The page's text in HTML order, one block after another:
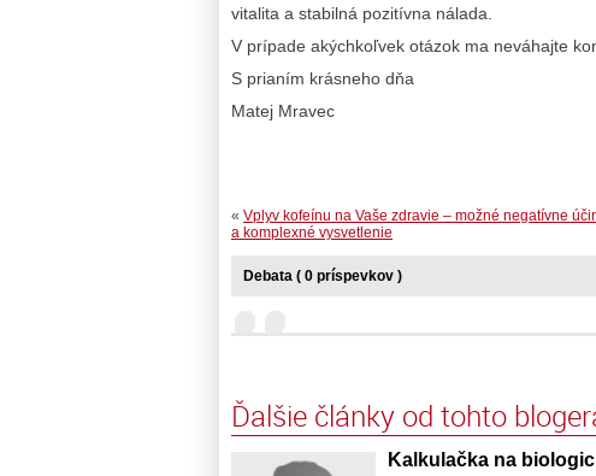
vitalita a stabilná pozitívna nálada.
V prípade akýchkoľvek otázok ma neváhajte
S prianím krásneho dňa
Matej Mravec
« Vplyv kofeínu na Vaše zdravie – možné negatívne
a komplexné vysvetlenie
Debata ( 0 príspevkov )
Ďalšie články od tohto
Kalkulačka na